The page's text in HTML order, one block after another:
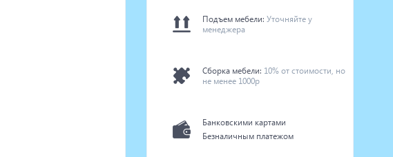
Подъем мебели: Уточняйте у
менеджера
Сборка мебели: 10% от стоимости, но
не менее 1000р
Банковскими картами
Безналичным платежом